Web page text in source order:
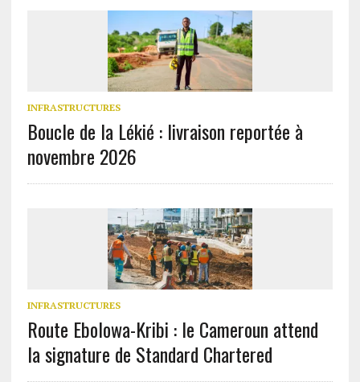
INFRASTRUCTURES
Boucle de la Lékié : livraison reportée à
novembre 2026
INFRASTRUCTURES
Route Ebolowa-Kribi : le Cameroun attend
la signature de Standard Chartered